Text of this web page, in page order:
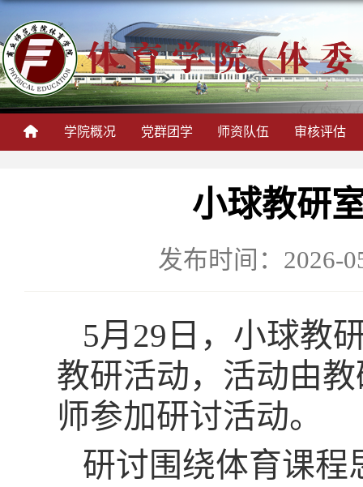
学院概况 党群团学 师资队伍 审核评估
小球教研
发布时间：2026-
5月29日，小球教
教研活动，活动由
师参加研讨活动。
研讨围绕体育课程